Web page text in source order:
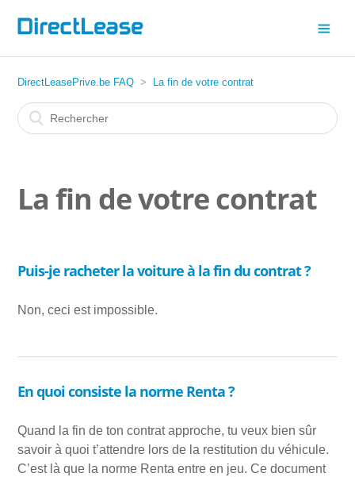
DirectLeasePrive.be FAQ La fin de votre contrat
La fin de votre contrat
Puis-je racheter la voiture à la fin du contrat ?
Non, ceci est impossible.
En quoi consiste la norme Renta ?
Quand la fin de ton contrat approche, tu veux bien sûr
savoir à quoi t’attendre lors de la restitution du véhicule.
C’est là que la norme Renta entre en jeu. Ce document